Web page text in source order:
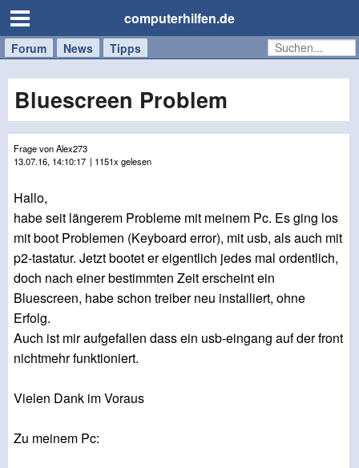
computerhilfen.de
Forum News Tipps
Handy
Tablet
Windows
Mac
Bluescreen Problem
Frage von Alex273
13.07.16, 14:10:17 | 1151x gelesen
Hallo,
habe seit längerem Probleme mit meinem Pc. Es ging los
mit boot Problemen (Keyboard error), mit usb, als auch mit
p2-tastatur. Jetzt bootet er eigentlich jedes mal ordentlich,
doch nach einer bestimmten Zeit erscheint ein
Bluescreen, habe schon treiber neu installiert, ohne
Erfolg.
Auch ist mir aufgefallen dass ein usb-eingang auf der front
nichtmehr funktioniert.
Vielen Dank im Voraus
Zu meinem Pc: